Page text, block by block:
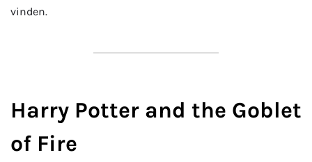
vinden.
Harry Potter and the Goblet
of Fire